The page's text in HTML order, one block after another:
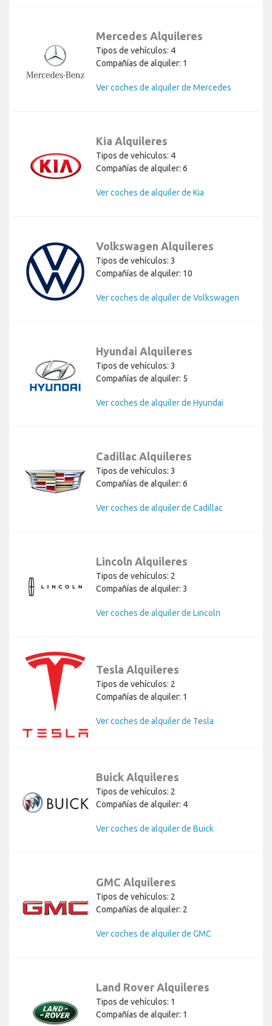
Mercedes Alquileres
Tipos de vehículos: 4
Compañías de alquiler: 1
Ver coches de alquiler de Mercedes
Kia Alquileres
Tipos de vehículos: 4
Compañías de alquiler: 6
Ver coches de alquiler de Kia
Volkswagen Alquileres
Tipos de vehículos: 3
Compañías de alquiler: 10
Ver coches de alquiler de Volkswagen
Hyundai Alquileres
Tipos de vehículos: 3
Compañías de alquiler: 5
Ver coches de alquiler de Hyundai
Cadillac Alquileres
Tipos de vehículos: 3
Compañías de alquiler: 6
Ver coches de alquiler de Cadillac
Lincoln Alquileres
Tipos de vehículos: 2
Compañías de alquiler: 3
Ver coches de alquiler de Lincoln
Tesla Alquileres
Tipos de vehículos: 2
Compañías de alquiler: 1
Ver coches de alquiler de Tesla
Buick Alquileres
Tipos de vehículos: 2
Compañías de alquiler: 4
Ver coches de alquiler de Buick
GMC Alquileres
Tipos de vehículos: 2
Compañías de alquiler: 2
Ver coches de alquiler de GMC
Land Rover Alquileres
Tipos de vehículos: 1
Compañías de alquiler: 1